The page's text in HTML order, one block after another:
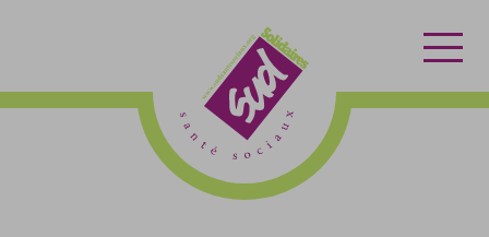
contenu
menu
l'accueil